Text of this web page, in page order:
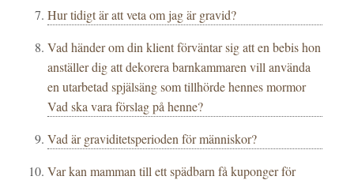
Hur tidigt är att veta om jag är gravid?
Vad händer om din klient förväntar sig att en bebis hon
anställer dig att dekorera barnkammaren vill använda
en utarbetad spjälsäng som tillhörde hennes mormor
Vad ska vara förslag på henne?
Vad är graviditetsperioden för människor?
Var kan mamman till ett spädbarn få kuponger för